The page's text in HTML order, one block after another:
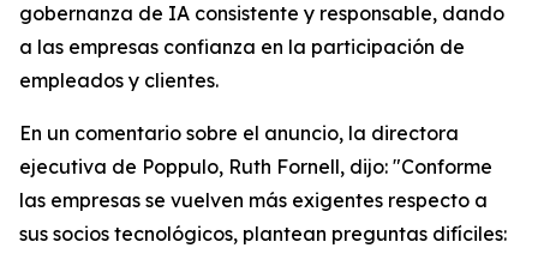
gobernanza de IA consistente y responsable, dando
a las empresas confianza en la participación de
empleados y clientes.
En un comentario sobre el anuncio, la directora
ejecutiva de Poppulo, Ruth Fornell, dijo: "Conforme
las empresas se vuelven más exigentes respecto a
sus socios tecnológicos, plantean preguntas difíciles: